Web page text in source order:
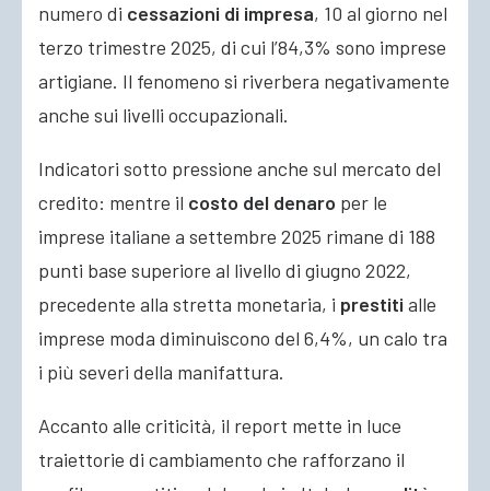
numero di cessazioni di impresa, 10 al giorno nel
terzo trimestre 2025, di cui l’84,3% sono imprese
artigiane. Il fenomeno si riverbera negativamente
anche sui livelli occupazionali.
Indicatori sotto pressione anche sul mercato del
credito: mentre il costo del denaro per le
imprese italiane a settembre 2025 rimane di 188
punti base superiore al livello di giugno 2022,
precedente alla stretta monetaria, i prestiti alle
imprese moda diminuiscono del 6,4%, un calo tra
i più severi della manifattura.
Accanto alle criticità, il report mette in luce
traiettorie di cambiamento che rafforzano il